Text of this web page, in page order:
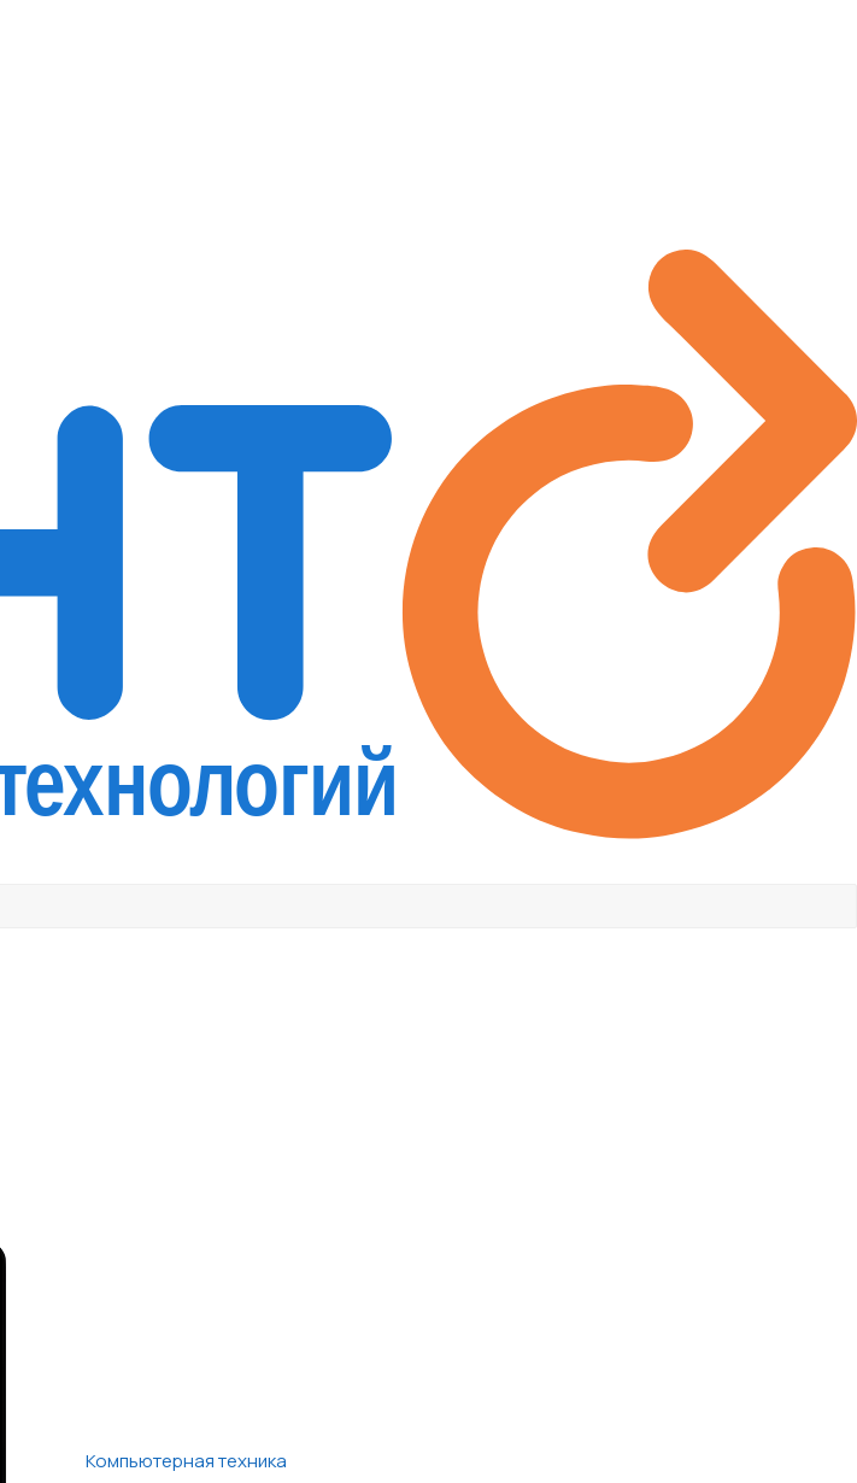
Компьютерная техника